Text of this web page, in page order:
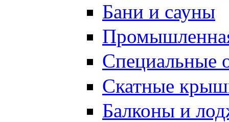
Бани и сауны
Специальные
Скатные
Балконы и